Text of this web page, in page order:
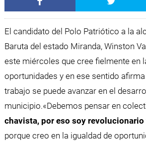
El candidato del Polo Patriótico a la
Baruta del estado Miranda, Winston
este miércoles que cree fielmente en
oportunidades y en ese sentido
trabajo se puede avanzar en el
municipio.«Debemos pensar en
chavista, por eso soy
porque creo en la igualdad de